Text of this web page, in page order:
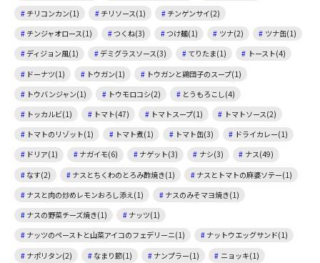
チリコンカン(1)
チリソース(1)
チンゲンサイ(2)
チンジャオロース(1)
つくね(3) つけ麺(1) ツナ(2)
ツナ缶(1)
ディジョン風(1)
デミグラスソース(3) てりたま(1)
トースト(4)
ドーナツ(1)
トウガン(1)
トウガンと鶏団子のスープ(1)
トウバンジャン(1)
トウモロコシ(2)
とうもろこし(4)
トッカルビ(1)
トマト(47) トマトスープ(1)
トマトソース(2)
トマトのリゾット(1)
トマト煮(1) トマト缶(3)
ドライカレー(1)
ドリア(1)
ナガイモ(6) ナゲット(3) ナシ(3)
ナス(49)
なす(2)
ナスとちくわのとろみ酢焼き(1)
ナスとトマトの麻婆ソテー(1)
ナスと肉の炒めレモンおろし添え(1)
ナスのみそマヨ焼き(1)
ナスの野菜チーズ焼き(1)
ナッツ(1)
ナッツのペーストと山菜アイコのフェデリーニ(1)
ナットウエッグサンド(1)
ナポリタン(2)
なまり節(1) ナンプラー(1)
ニョッキ(1)